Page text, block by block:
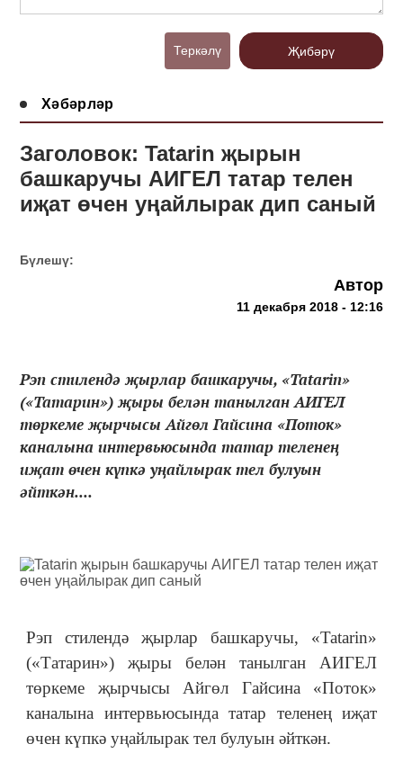
Теркәлү Җибәрү
Хәбәрләр
Заголовок: Tatarin җырын
башкаручы АИГЕЛ татар телен
иҗат өчен уңайлырак дип саный
Бүлешү:
Автор
11 декабря 2018 - 12:16
Рэп стилендә җырлар башкаручы, «Tatarin»
(«Татарин») җыры белән танылган АИГЕЛ
төркеме җырчысы Айгөл Гайсина «Поток»
каналына интервьюсында татар теленең
иҗат өчен күпкә уңайлырак тел булуын
әйткән....
Рэп стилендә җырлар башкаручы, «Tatarin»
(«Татарин») җыры белән танылган АИГЕЛ
төркеме җырчысы Айгөл Гайсина «Поток»
каналына интервьюсында татар теленең иҗат
өчен күпкә уңайлырак тел булуын әйткән.